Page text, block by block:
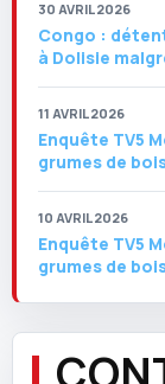
30 AVRIL 2026
Congo :
à Dolisie
11 AVRIL 2026
Enquête TV5
grumes de
10 AVRIL 2026
Enquête TV5
grumes de